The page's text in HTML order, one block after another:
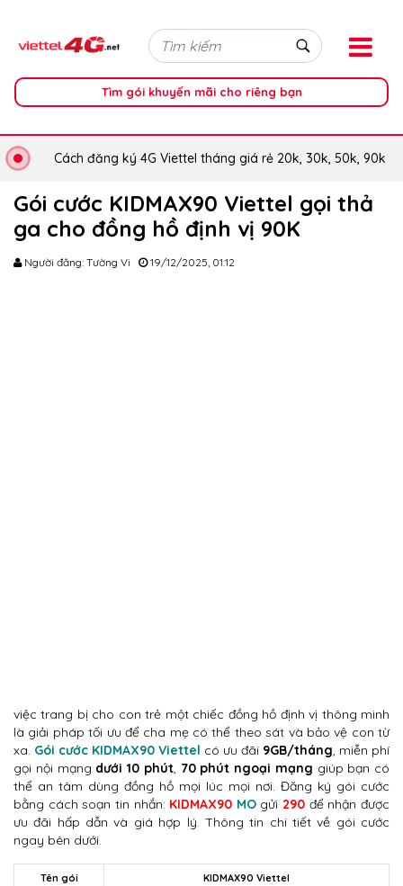
Tìm gói khuyến mãi cho riêng bạn
Cách đăng ký 4G Viettel tháng giá rẻ 20k, 30k, 50k, 90k
Gói cước KIDMAX90 Viettel gọi thả
ga cho đồng hồ định vị 90K
Người đăng: Tường Vi 19/12/2025, 01:12
việc trang bị cho con trẻ một chiếc đồng hồ định vị thông minh
là giải pháp tối ưu để cha mẹ có thể theo sát và bảo vệ con từ
xa. Gói cước KIDMAX90 Viettel có ưu đãi 9GB/tháng, miễn phí
gọi nội mạng dưới 10 phút, 70 phút ngoại mạng giúp bạn có
thể an tâm dùng đồng hồ mọi lúc mọi nơi. Đăng ký gói cước
bằng cách soạn tin nhắn: KIDMAX90 MO gửi 290 để nhận được
ưu đãi hấp dẫn và giá hợp lý. Thông tin chi tiết về gói cước
ngay bên dưới.
Tên gói KIDMAX90 Viettel